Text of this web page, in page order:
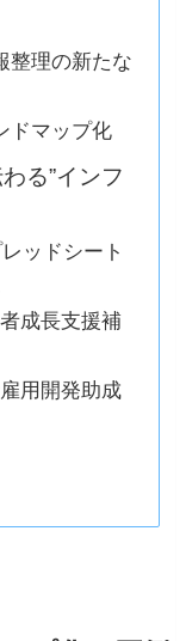
整理の新たな
ドマップ化
る”インフ
ッドシート
成長支援補
用開発助成